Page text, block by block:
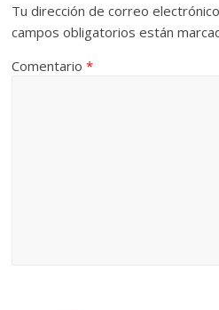
Tu dirección de correo
campos obligatorios están
Comentario*